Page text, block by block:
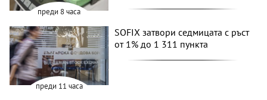
преди 8 часа
преди 11 часа
SOFIX затвори седмицата с ръст
от 1% до 1 311 пункта